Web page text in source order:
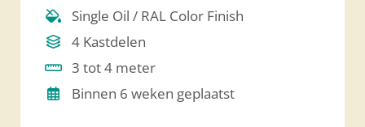
Single Oil / RAL Color Finish
4 Kastdelen
3 tot 4 meter
Binnen 6 weken geplaatst